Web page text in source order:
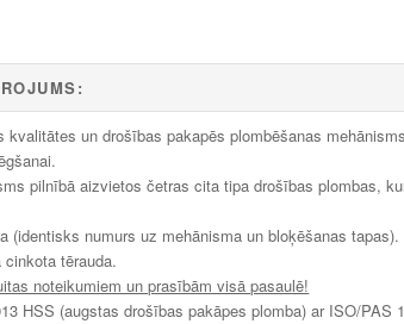
kvalitātes un drošības pakapēs plombēšanas
pilnībā aizvietos četras cita tipa drošības plombas,
(identisks numurs uz mehānisma un bloķēšanas tapas).
tērauda.
noteikumiem un prasībām visā pasaulē!
HSS (augstas drošības pakāpes plomba) ar ISO/PAS